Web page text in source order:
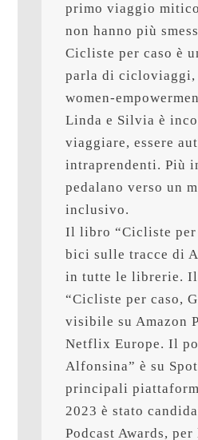
primo viaggio
non hanno più
Cicliste per caso è
parla di cicloviaggi,
women-
Linda e Silvia è
viaggiare, essere
intraprendenti. Più
pedalano verso un
inclusivo.
Il libro “Cicliste per
bici sulle tracce di
in tutte le librerie. Il
“Cicliste per caso,
visibile su Amazon
Netflix Europe. Il
Alfonsina” è su
principali
2023 è stato
Podcast Awards, per